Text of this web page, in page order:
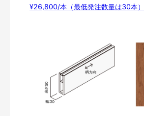
¥26,800/本（最低発注数量は30本）